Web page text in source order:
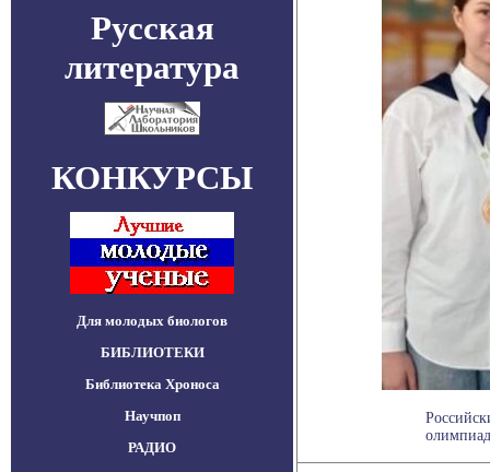
Русская
литература
КОНКУРСЫ
Для молодых биологов
БИБЛИОТЕКИ
Библиотека Хроноса
Научпоп
РАДИО